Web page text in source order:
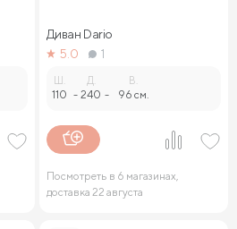
Диван Dario
5.0
1
110 -
Д.
240 -
В.
96 см.
Посмотреть в 6 магазинах,
доставка 22 августа